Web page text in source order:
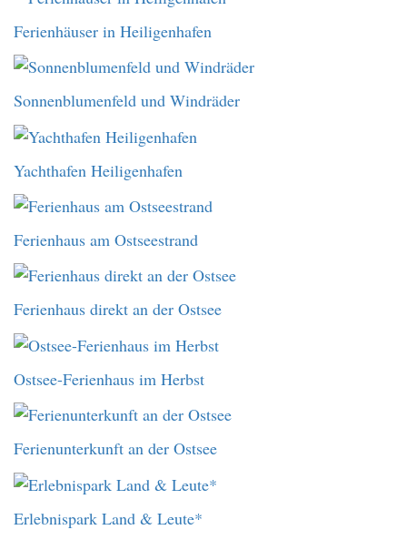
Ferienhäuser in Heiligenhafen
Sonnenblumenfeld und Windräder
Yachthafen Heiligenhafen
Ferienhaus am Ostseestrand
Ferienhaus direkt an der Ostsee
Ostsee-Ferienhaus im Herbst
Ferienunterkunft an der Ostsee
Erlebnispark Land & Leute*